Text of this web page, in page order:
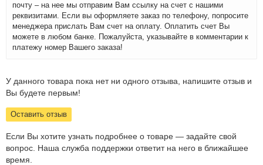
почту – на нее мы отправим Вам ссылку на счет с нашими
реквизитами. Если вы оформляете заказ по телефону, попросите
менеджера прислать Вам счет на оплату. Оплатить счет Вы
можете в любом банке. Пожалуйста, указывайте в комментарии к
платежу номер Вашего заказа!
У данного товара пока нет ни одного отзыва, напишите отзыв и
Вы будете первым!
Оставить отзыв
Если Вы хотите узнать подробнее о товаре — задайте свой
вопрос. Наша служба поддержки ответит на него в ближайшее
время.